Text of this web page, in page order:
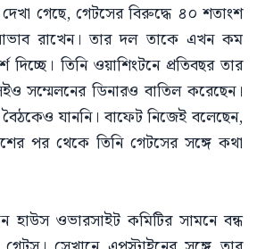
গেছে, গেটসের বিরুদ্ধে ৪০ শতাংশ
রাখেন। তার দল তাকে এখন কম
দিচ্ছে। তিনি ওয়াশিংটনে প্রতিবছর তার
সম্মেলনের ডিনারও বাতিল করেছেন।
বৈঠকেও যাননি। বাফেট নিজেই বলেছেন,
পর থেকে তিনি গেটসের সঙ্গে কথা
হাউস ওভারসাইট কমিটির সামনে বন্ধ